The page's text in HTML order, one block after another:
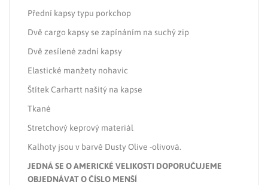
Přední kapsy typu porkchop
Dvě cargo kapsy se zapínáním na suchý zip
Dvě zesílené zadní kapsy
Elastické manžety nohavic
Štítek Carhartt našitý na kapse
Tkané
Stretchový keprový materiál
Kalhoty jsou v barvě Dusty Olive -olivová.
JEDNÁ SE O AMERICKÉ VELIKOSTI DOPORUČUJEME
OBJEDNÁVAT O ČÍSLO MENŠÍ